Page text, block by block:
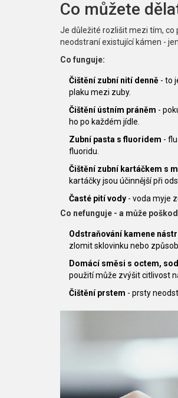
Co můžete
Je důležité rozlišit mezi tím, co
neodstraní existující kámen -
Co funguje:
Čištění zubní nití denně - to
plaku mezi zuby.
Čištění ústním práněm -
ho po každém jídle.
Zubní pasta s fluoridem -
fluoridu.
Čištění zubní kartáčkem s
kartáčky jsou účinnější při
Časté pití vody - voda myje
Co nefunguje - a může
Odstraňování kamene
zlomit sklovinku nebo
Domácí směsi s octem,
použití může zvýšit citlivost
Čištění prstem - prsty